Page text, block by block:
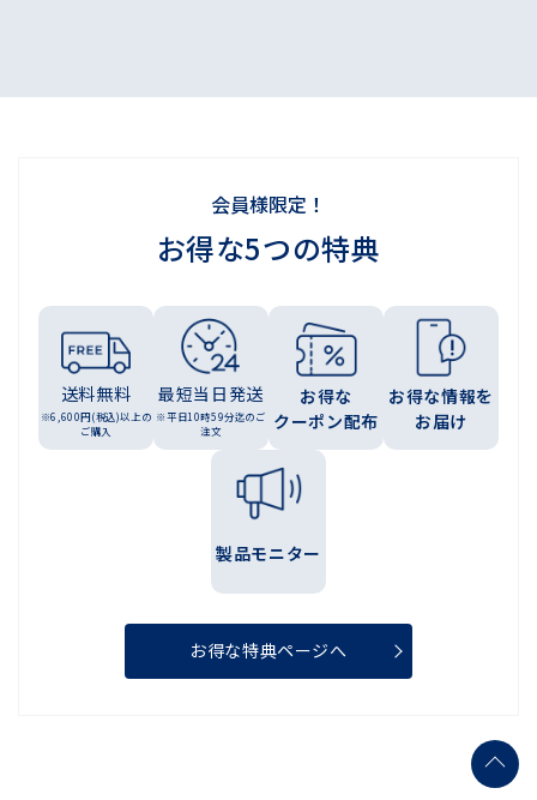
会員様限定！
お得な5つの特典
送料無料
※6,600円(税込)以上の
ご購入
最短当日発送
※平日10時59分迄のご
注文
お得な
クーポン配布
お得な情報を
お届け
製品モニター
お得な特典ページへ